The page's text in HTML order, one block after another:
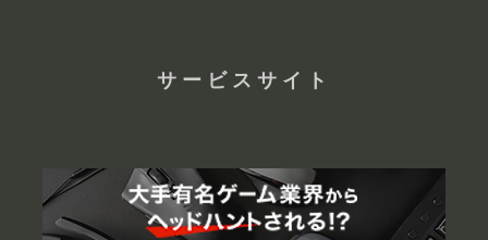
サービスサイト